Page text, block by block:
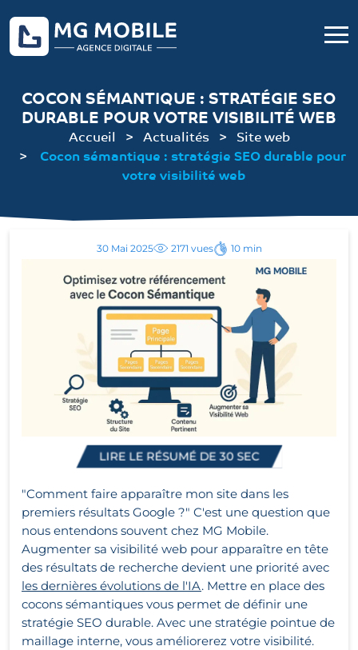
COCON SÉMANTIQUE : STRATÉGIE SEO
DURABLE POUR VOTRE VISIBILITÉ WEB
Accueil Actualités
Site web
Cocon sémantique : stratégie SEO durable pour
votre visibilité web
30 Mai 2025 2171 vues 10 min
LIRE LE RÉSUMÉ DE 30 SEC
"Comment faire apparaître mon site dans les
premiers résultats Google ?" C'est une question que
nous entendons souvent chez MG Mobile.
Augmenter sa visibilité web pour apparaître en tête
des résultats de recherche devient une priorité avec
les dernières évolutions de l'IA. Mettre en place des
cocons sémantiques vous permet de définir une
stratégie SEO durable. Avec une stratégie pointue de
maillage interne, vous améliorerez votre visibilité.